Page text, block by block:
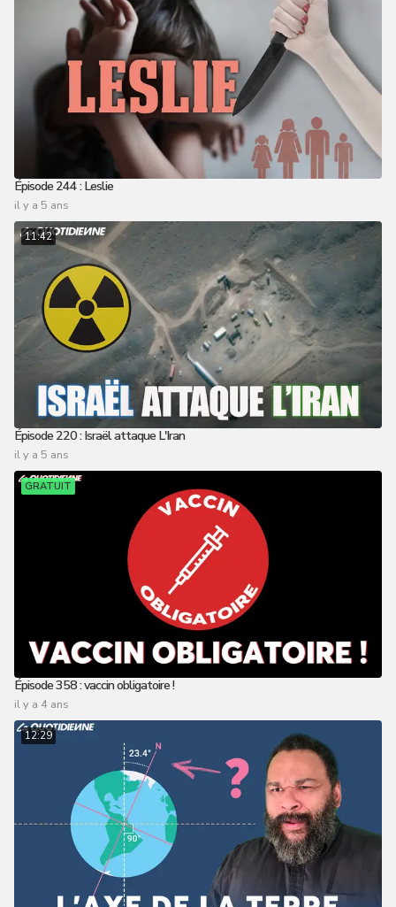
Épisode 244 : Leslie
il y a 5 ans
11:42
Épisode 220 : Israël attaque L'Iran
il y a 5 ans
GRATUIT
Épisode 358 : vaccin obligatoire !
il y a 4 ans
12:29